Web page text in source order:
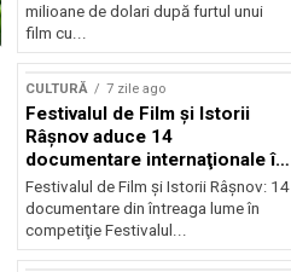
milioane de dolari după furtul unui
film cu...
CULTURĂ 7 zile ago
Festivalul de Film şi Istorii
Râşnov aduce 14
documentare internaţionale în
premieră
Festivalul de Film şi Istorii Râşnov: 14
documentare din întreaga lume în
competiţie Festivalul...